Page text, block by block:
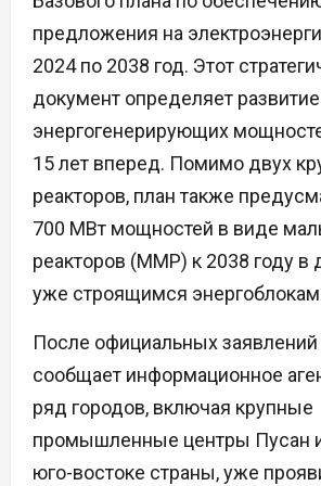
предложения на
2024 по 2038 год. Этот
документ определяет развитие
энергогенерирующих
15 лет вперед. Помимо двух
реакторов, план также
700 МВт мощностей в виде
реакторов (ММР) к 2038 году в
уже строящимся
После официальных заявлений
сообщает информационное
ряд городов, включая крупные
промышленные центры Пусан
юго-востоке страны, уже